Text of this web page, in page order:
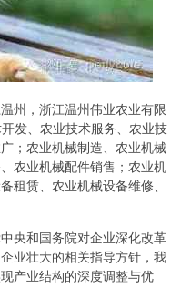
州，浙江温州伟业农业有限
发、农业技术服务、农业技
；农业机械制造、农业机械
农业机械配件销售；农业机
租赁、农业机械设备维修、
央和国务院对企业深化改革
业壮大的相关指导方针，我
产业结构的深度调整与优